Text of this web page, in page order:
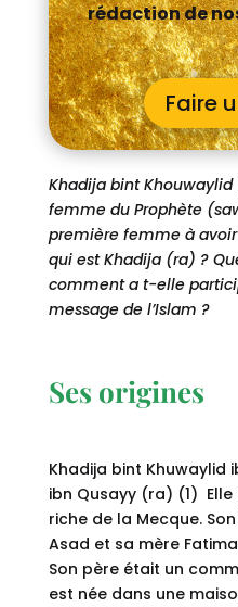
rédaction de
Faire
Khadija bint
femme du Prophète
première femme à avoir
qui est Khadija (ra) ?
comment a t-elle
message de l’Islam ?
Ses origines
Khadija bint Khuwaylid
ibn Qusayy (ra) (1)
riche de la Mecque.
Asad et sa mère
Son père était un
est née dans une